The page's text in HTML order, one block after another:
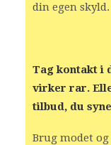
din egen skyld.
Tag kontakt i
virker rar.
tilbud, du
Brug modet